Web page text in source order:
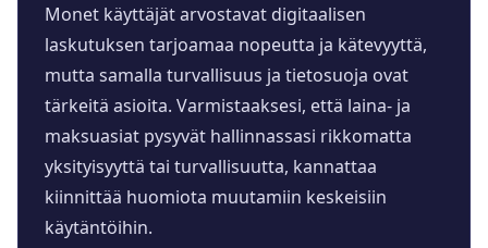
Monet käyttäjät arvostavat digitaalisen
laskutuksen tarjoamaa nopeutta ja kätevyyttä,
mutta samalla turvallisuus ja tietosuoja ovat
tärkeitä asioita. Varmistaaksesi, että laina- ja
maksuasiat pysyvät hallinnassasi rikkomatta
yksityisyyttä tai turvallisuutta, kannattaa
kiinnittää huomiota muutamiin keskeisiin
käytäntöihin.